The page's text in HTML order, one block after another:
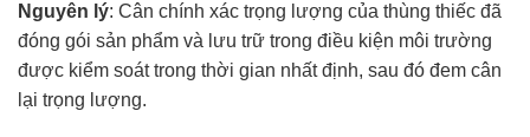
Nguyên lý: Cân chính xác trọng lượng của thùng thiếc đã
đóng gói sản phẩm và lưu trữ trong điều kiện môi trường
được kiểm soát trong thời gian nhất định, sau đó đem cân
lại trọng lượng.